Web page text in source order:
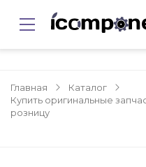
Главная
Каталог
Купить оригинальные
розницу